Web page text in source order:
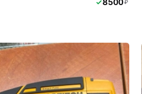
8500₽